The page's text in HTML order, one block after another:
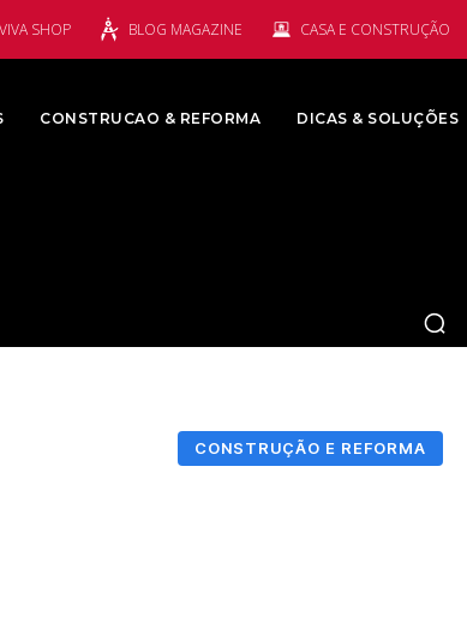
VIVA SHOP BLOG MAGAZINE CASA E CONSTRUÇÃO
CONSTRUCAO & REFORMA DICAS & SOLUÇÕES
CONSTRUÇÃO E REFORMA